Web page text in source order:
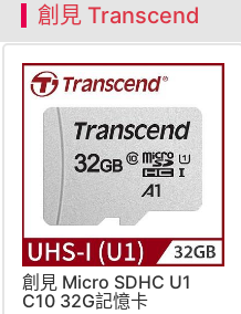
創見 Transcend
創見 Micro SDHC U1
C10 32G記憶卡